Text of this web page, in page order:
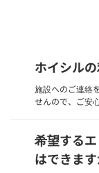
ホイシル
施設へのご連絡
せんので、ご安
希望する
はできます